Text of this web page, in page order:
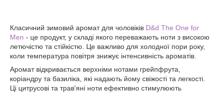
Класичний зимовий аромат для чоловіків D&d The One for
Men - це продукт, у складі якого переважають ноти з високою
летючістю та стійкістю. Це важливо для холодної пори року,
коли температура повітря знижує інтенсивність ароматів.
Аромат відкривається верхніми нотами грейпфрута,
коріандру та базиліка, які надають йому свіжості та легкості.
Ці цитрусові та трав'яні ноти ефективно стимулюють